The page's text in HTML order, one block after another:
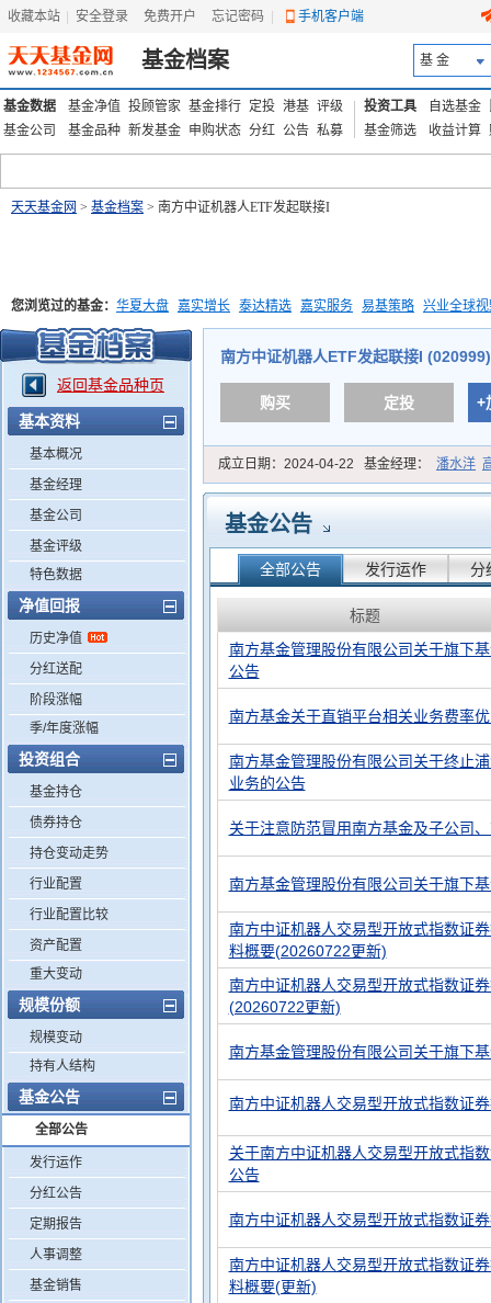
收藏本站 安全登录 免费开户 忘记密码 手机客户端
基金档案 基 金
基金数据 基金净值 投顾管家 基金排行 定投 港基 评级
基金公司
基金品种 新发基金 申购状态 分红 公告 私募
投资工具 自选基金
基金筛选
收益计算
天天基金网 > 基金档案 > 南方中证机器人ETF发起联接I
您浏览过的基金： 华夏大盘 嘉实增长 泰达精选 嘉实服务 易基策略 兴业全球
添富优势 华安宏利 上证180价值ETF
返回基金品种页
基本资料
基本概况
基金经理
基金公司
基金评级
特色数据
净值回报
历史净值
分红送配
阶段涨幅
季/年度涨幅
投资组合
基金持仓
债券持仓
持仓变动走势
行业配置
行业配置比较
资产配置
重大变动
规模份额
规模变动
持有人结构
基金公告
全部公告
发行运作
分红公告
定期报告
人事调整
基金销售
南方中证机器人ETF发起联接I (020999)
购买 定投 +
成立日期： 2024-04-22 基金经理： 潘水洋
基金公告
全部公告 发行运作 分
标题
南方基金管理股份有限公司关于旗下
公告
南方基金关于直销平台相关业务费率
南方基金管理股份有限公司关于终止
业务的公告
关于注意防范冒用南方基金及子公司
南方基金管理股份有限公司关于旗下
南方中证机器人交易型开放式指数证
料概要(20260722更新)
南方中证机器人交易型开放式指数证
(20260722更新)
南方基金管理股份有限公司关于旗下
南方中证机器人交易型开放式指数证
关于南方中证机器人交易型开放式指
公告
南方中证机器人交易型开放式指数证
南方中证机器人交易型开放式指数证
料概要(更新)